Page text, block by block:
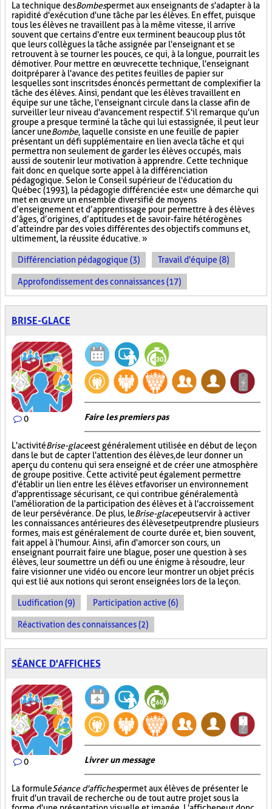
La technique desBombespermet aux enseignants de s'adapter à la
rapidité d'exécution d'une tâche par les élèves. En effet, puisque
tous les élèves ne travaillent pas à la même vitesse, il arrive
souvent que certains d'entre eux terminent beaucoup plus tôt
que leurs collègues la tâche assignée par l'enseignant et se
retrouvent à se tourner les pouces, ce qui, à la longue, pourrait les
démotiver. Pour mettre en œuvre cette technique, l'enseignant
doit préparer à l'avance des petites feuilles de papier sur
lesquelles sont inscrits des énoncés permettant de complexifier la
tâche des élèves. Ainsi, pendant que les élèves travaillent en
équipe sur une tâche, l'enseignant circule dans la classe afin de
surveiller leur niveau d'avancement respectif. S'il remarque qu'un
groupe a presque terminé la tâche qui lui est assignée, il peut leur
lancer uneBombe, laquelle consiste en une feuille de papier
présentant un défi supplémentaire en lien avec la tâche et qui
permettra non seulement de garder les élèves occupés, mais
aussi de soutenir leur motivation à apprendre. Cette technique
fait donc en quelque sorte appel à la différenciation
pédagogique. Selon le Conseil supérieur de l'éducation du
Québec (1993), la pédagogie différenciée est « une démarche qui
met en œuvre un ensemble diversifié de moyens
d’enseignement et d’apprentissage pour permettre à des élèves
d’âges, d’origines, d’aptitudes et de savoir-faire hétérogènes
d’atteindre par des voies différentes des objectifs communs et,
ultimement, la réussite éducative. »
Différenciation pédagogique (3) Travail d'équipe (8)
Approfondissement des connaissances (17)
BRISE-GLACE
0 Faire les premiers pas
L'activitéBrise-glaceest généralement utilisée en début de leçon
dans le but de capter l'attention des élèves, de leur donner un
aperçu du contenu qui sera enseigné et de créer une atmosphère
de groupe positive. Cette activité peut également permettre
d'établir un lien entre les élèves et favoriser un environnement
d'apprentissage sécurisant, ce qui contribue généralement à
l'amélioration de la participation des élèves et à l'accroissement
de leur persévérance. De plus, leBrise-glacepeut servir à activer
les connaissances antérieures des élèves et peut prendre plusieurs
formes, mais est généralement de courte durée et, bien souvent,
fait appel à l'humour. Ainsi, afin d'amorcer son cours, un
enseignant pourrait faire une blague, poser une question à ses
élèves, leur soumettre un défi ou une énigme à résoudre, leur
faire visionner une vidéo ou encore leur montrer un objet précis
qui est lié aux notions qui seront enseignées lors de la leçon.
Ludification (9) Participation active (6)
Réactivation des connaissances (2)
SÉANCE D'AFFICHES
0 Livrer un message
La formuleSéance d'affichespermet aux élèves de présenter le
fruit d'un travail de recherche ou de tout autre projet sous la